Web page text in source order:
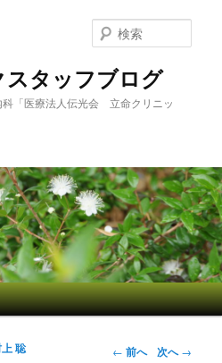
タッフブログ
「医療法人伝光会 立命クリニッ
索
← 前へ 次へ→
聡